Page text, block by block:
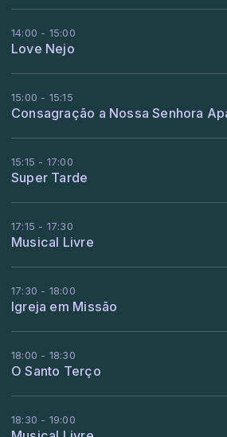
14:00 - 15:00
Love Nejo
15:00 - 15:15
Consagração a Nossa Senhora
15:15 - 17:00
Super Tarde
17:15 - 17:30
Musical Livre
17:30 - 18:00
Igreja em Missão
18:00 - 18:30
O Santo Terço
18:30 - 19:00